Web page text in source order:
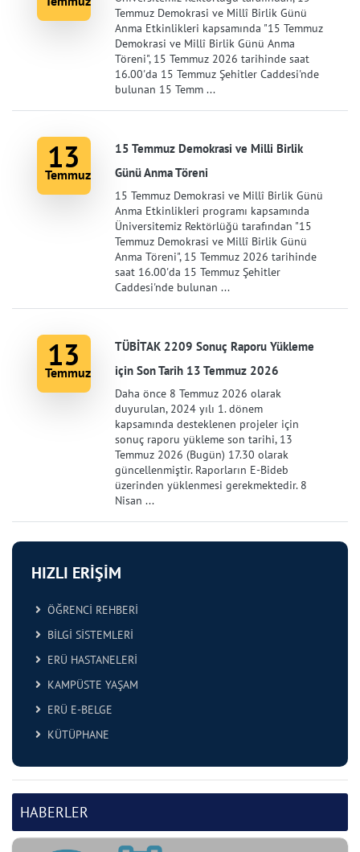
HIZLI ERİŞİM
ÖĞRENCİ REHBERİ
BİLGİ SİSTEMLERİ
ERÜ HASTANELERİ
KAMPÜSTE YAŞAM
ERÜ E-BELGE
KÜTÜPHANE
HABERLER
Temmuz Demokrasi ve Millî Birlik Günü
Anma Etkinlikleri kapsamında "15 Temmuz
Demokrasi ve Millî Birlik Günü Anma
Töreni", 15 Temmuz 2026 tarihinde saat
16.00'da 15 Temmuz Şehitler Caddesi'nde
bulunan 15 Temm ...
13
Temmuz
15 Temmuz Demokrasi ve Milli Birlik
Günü Anma Töreni
15 Temmuz Demokrasi ve Millî Birlik Günü
Anma Etkinlikleri programı kapsamında
Üniversitemiz Rektörlüğü tarafından "15
Temmuz Demokrasi ve Millî Birlik Günü
Anma Töreni", 15 Temmuz 2026 tarihinde
saat 16.00'da 15 Temmuz Şehitler
Caddesi'nde bulunan ...
13
Temmuz
TÜBİTAK 2209 Sonuç Raporu Yükleme
için Son Tarih 13 Temmuz 2026
Daha önce 8 Temmuz 2026 olarak
duyurulan, 2024 yılı 1. dönem
kapsamında desteklenen projeler için
sonuç raporu yükleme son tarihi, 13
Temmuz 2026 (Bugün) 17.30 olarak
güncellenmiştir. Raporların E-Bideb
üzerinden yüklenmesi gerekmektedir. 8
Nisan ...